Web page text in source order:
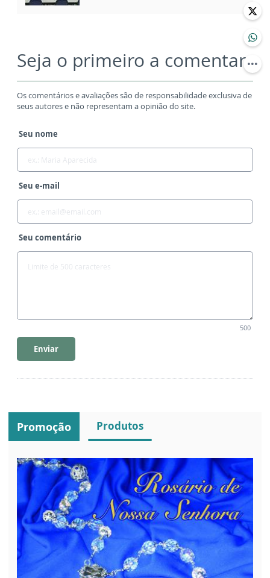
Seja o primeiro a comentar
Os comentários e avaliações são de responsabilidade exclusiva de
seus autores e não representam a opinião do site.
Seu nome
Seu e-mail
Seu comentário
500
Enviar
Promoção Produtos